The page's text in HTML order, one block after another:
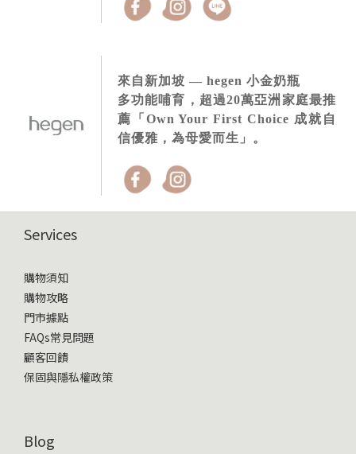
來自新加坡 — hegen 小金奶瓶
多功能哺育，超過20萬亞洲家庭最推
薦「Own Your First Choice 成就自
信優雅，為母愛而生」。
Services
購物須知
購物攻略
門市據點
FAQs常見問題
顧客回饋
保固與隱私權政策
Blog